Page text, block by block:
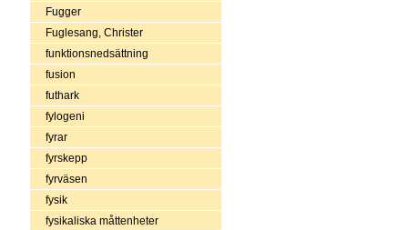
Fugger
Fuglesang, Christer
funktionsnedsättning
fusion
futhark
fylogeni
fyrar
fyrskepp
fyrväsen
fysik
fysikaliska måttenheter